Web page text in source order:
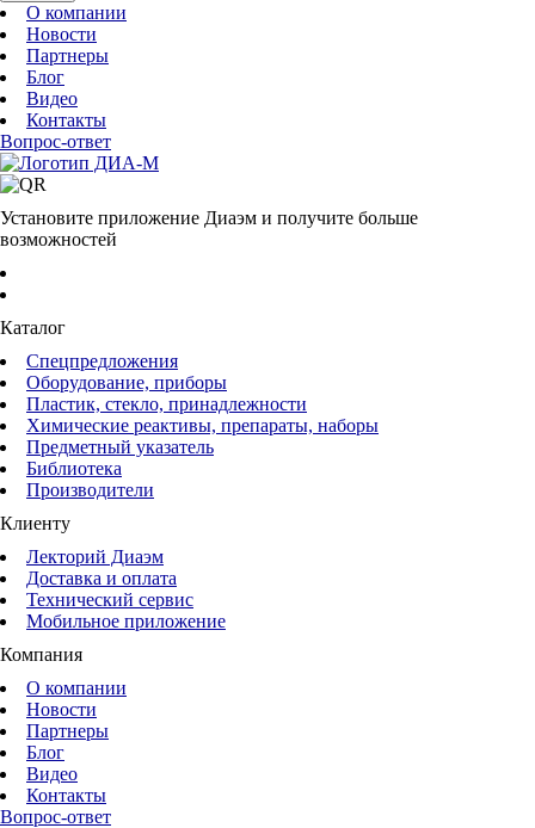
О компании
Новости
Партнеры
Блог
Видео
Контакты
Вопрос-ответ
Установите приложение Диаэм и получите больше
возможностей
Каталог
Спецпредложения
Оборудование, приборы
Пластик, стекло, принадлежности
Химические реактивы, препараты, наборы
Предметный указатель
Библиотека
Производители
Клиенту
Лекторий Диаэм
Доставка и оплата
Технический сервис
Мобильное приложение
Компания
О компании
Новости
Партнеры
Блог
Видео
Контакты
Вопрос-ответ